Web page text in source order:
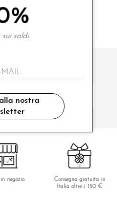
NEWSLETTER
sulla privacy.
negozio
Consegna gratuita in
Italia oltre i 150 €
sui saldi.
nostra